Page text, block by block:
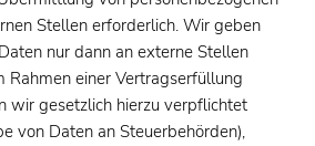
Stellen erforderlich. Wir geben
nur dann an externe Stellen
Rahmen einer Vertragserfüllung
wir gesetzlich hierzu verpflichtet
von Daten an Steuerbehörden),